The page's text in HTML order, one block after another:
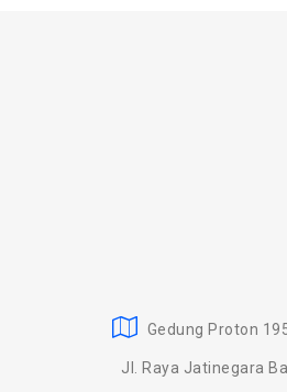
Gedung Proton
Jl. Raya Jatinegara